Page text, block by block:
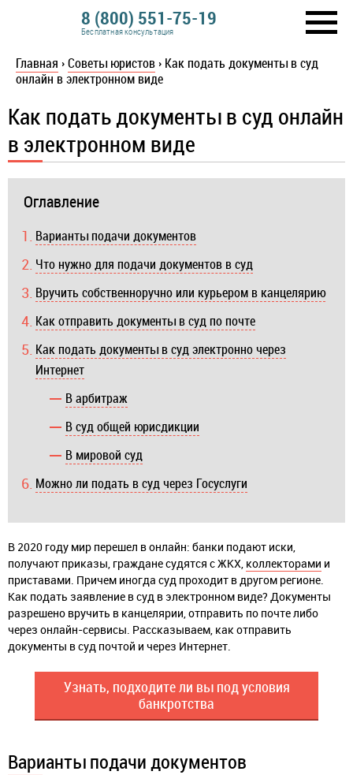
8 (800) 551-75-19
Бесплатная консультация
Главная ›Советы юристов › Как подать документы в суд
онлайн в электронном виде
Как подать документы в суд онлайн
в электронном виде
Оглавление
Варианты подачи документов
Что нужно для подачи документов в суд
Вручить собственноручно или курьером в канцелярию
Как отправить документы в суд по почте
Как подать документы в суд электронно через
Интернет
В арбитраж
В суд общей юрисдикции
В мировой суд
Можно ли подать в суд через Госуслуги
В 2020 году мир перешел в онлайн: банки подают иски,
получают приказы, граждане судятся с ЖКХ, коллекторами и
приставами. Причем иногда суд проходит в другом регионе.
Как подать заявление в суд в электронном виде? Документы
разрешено вручить в канцелярии, отправить по почте либо
через онлайн-сервисы. Рассказываем, как отправить
документы в суд почтой и через Интернет.
Узнать, подходите ли вы под условия
банкротства
Варианты подачи документов